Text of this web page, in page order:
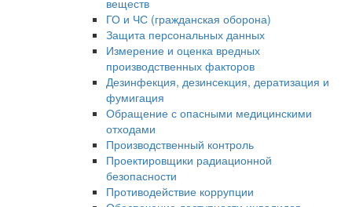
ГО и ЧС (гражданская оборона)
Защита персональных данных
Измерение и оценка вредных
производственных факторов
Дезинфекция, дезинсекция, дератизация и
фумигация
Обращение с опасными медицинскими
отходами
Производственный контроль
Проектировщики радиационной
безопасности
Противодействие коррупции